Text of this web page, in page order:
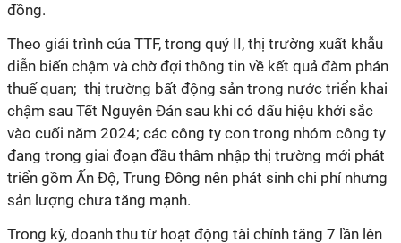
đồng.
Theo giải trình của TTF, trong quý II, thị trường xuất khẫu
diễn biến chậm và chờ đợi thông tin về kết quả đàm phán
thuế quan; thị trường bất động sản trong nước triển khai
chậm sau Tết Nguyên Đán sau khi có dấu hiệu khởi sắc
vào cuối năm 2024; các công ty con trong nhóm công ty
đang trong giai đoạn đầu thâm nhập thị trường mới phát
triển gồm Ấn Độ, Trung Đông nên phát sinh chi phí nhưng
sản lượng chưa tăng mạnh.
Trong kỳ, doanh thu từ hoạt động tài chính tăng 7 lần lên